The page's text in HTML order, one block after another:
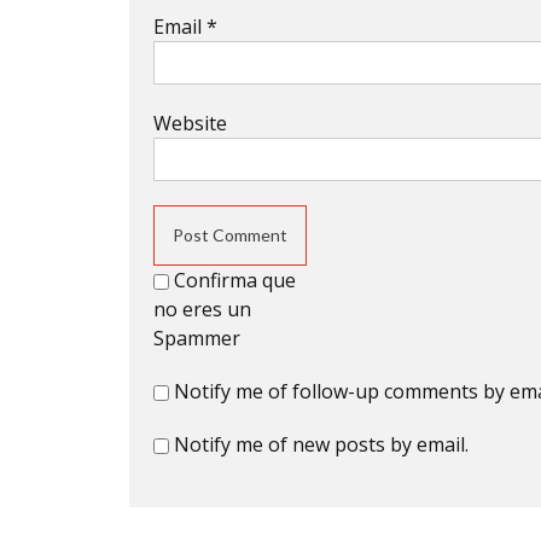
Email*
Website
Confirma que
no eres un
Spammer
Notify me of follow-up comments by
Notify me of new posts by email.